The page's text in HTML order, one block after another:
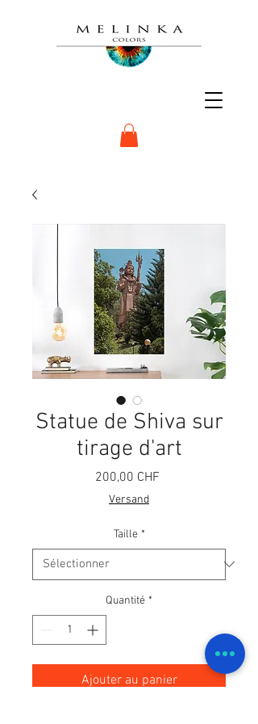
Statue de Shiva sur
tirage d'art
200,00 CHFPrix
Versand
Taille *
Quantité *
Ajouter au panier